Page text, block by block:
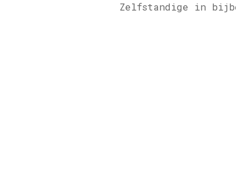
Zelfstandige in